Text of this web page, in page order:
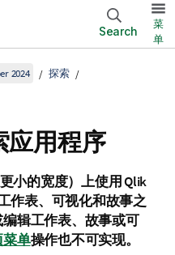
Search
菜
单
2024
探索
应用程序
小的宽度）上使用 Qlik
作表、可视化和故事之
辑工作表、故事或可
单操作也不可实现。